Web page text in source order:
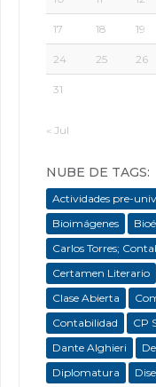
17 18 19
24 25 26
31
« Jul
NUBE DE TAGS:
Actividades pre-
Bioimágenes
Carlos Torres;
Certamen Literario
Clase Abierta
Contabilidad
CP
Dante Alghieri
Diplomatura